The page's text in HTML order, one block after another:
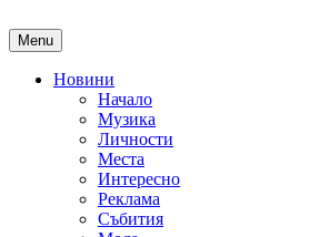
to
content
Menu
Новини
Начало
Музика
Личности
Места
Интересно
Реклама
Събития